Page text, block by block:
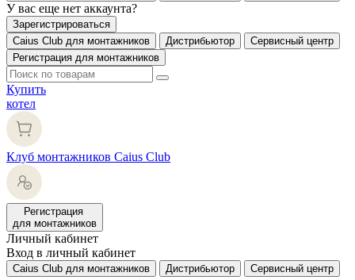
У вас еще нет аккаунта?
Зарегистрироваться
Caius Club для монтажников
Дистрибьютор
Сервисный центр
Регистрация для монтажников
Купить
котел
Клуб монтажников Caius Club
Регистрация
для монтажников
Личный кабинет
Вход в личный кабинет
Caius Club для монтажников Дистрибьютор Сервисный центр